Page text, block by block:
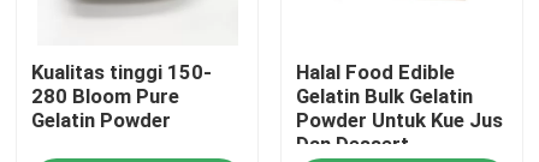
Kualitas tinggi 150-
280 Bloom Pure
Gelatin Powder
Halal Food Edible
Gelatin Bulk Gelatin
Powder Untuk Kue Jus
Dan Dessert